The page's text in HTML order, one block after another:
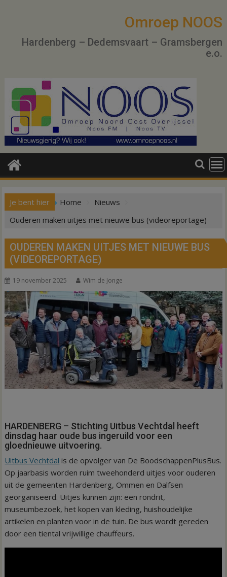
Omroep NOOS
Hardenberg – Dedemsvaart – Gramsbergen
e.o.
Je bent hier Home
Nieuws
Ouderen maken uitjes met nieuwe bus (videoreportage)
OUDEREN MAKEN UITJES MET NIEUWE BUS
(VIDEOREPORTAGE)
19 november 2025 Wim de Jonge
HARDENBERG – Stichting Uitbus Vechtdal heeft
dinsdag haar oude bus ingeruild voor een
gloednieuwe uitvoering.
Uitbus Vechtdal is de opvolger van De BoodschappenPlusBus.
Op jaarbasis worden ruim tweehonderd uitjes voor ouderen
uit de gemeenten Hardenberg, Ommen en Dalfsen
georganiseerd. Uitjes kunnen zijn: een rondrit,
museumbezoek, het kopen van kleding, huishoudelijke
artikelen en planten voor in de tuin. De bus wordt gereden
door een tiental vrijwillige chauffeurs.